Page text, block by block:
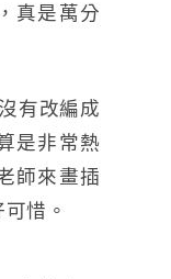
真是萬分
有改編成
是非常熱
師來畫插
惜。